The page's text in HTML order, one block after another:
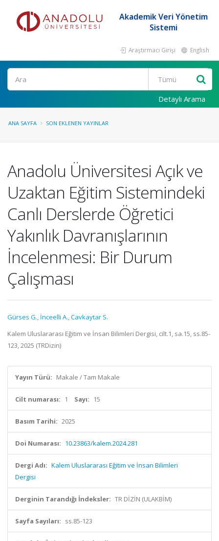
Akademik Veri Yönetim
Sistemi
Araştırmacı Girişi English
Ara
Detaylı Arama
ANA SAYFA SON EKLENEN YAYINLAR
Anadolu Üniversitesi Açık ve
Uzaktan Eğitim Sistemindeki
Canlı Derslerde Öğretici
Yakınlık Davranışlarının
İncelenmesi: Bir Durum
Çalışması
Gürses G., İnceelli A.,Cavkaytar S.
Kalem Uluslararası Eğitim ve İnsan Bilimleri Dergisi, cilt.1, sa.15, ss.85-
123, 2025 (TRDizin)
Yayın Türü: Makale / Tam Makale
Cilt numarası: 1 Sayı: 15
Basım Tarihi: 2025
Doi Numarası: 10.23863/kalem.2024.281
Dergi Adı: Kalem Uluslararası Eğitim ve İnsan Bilimleri
Dergisi
Derginin Tarandığı İndeksler: TR DİZİN (ULAKBİM)
Sayfa Sayıları: ss.85-123